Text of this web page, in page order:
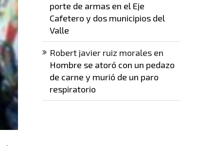
porte de armas en el Eje
Cafetero y dos municipios del
Valle
Robert javier ruiz moralesen
Hombre se atoró con un pedazo
de carne y murió de un paro
respiratorio